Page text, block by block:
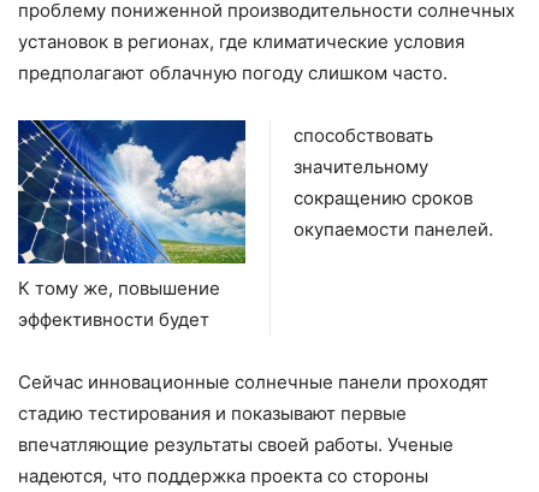
проблему пониженной производительности солнечных
установок в регионах, где климатические условия
предполагают облачную погоду слишком часто.
К тому же, повышение
эффективности будет
способствовать
значительному
сокращению сроков
окупаемости панелей.
Сейчас инновационные солнечные панели проходят
стадию тестирования и показывают первые
впечатляющие результаты своей работы. Ученые
надеются, что поддержка проекта со стороны